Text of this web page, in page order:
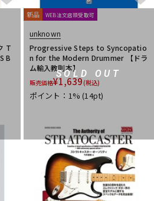
VeroCity Effects Pedals
VIVACE VOVOX
VOX
Wedgie Well Fine
Wera
Wittner Worth
Xotic
ZEN-ON
ーナショナル
シンコーミュージック
工房 パイパーズ
フェアリー
ジックEHD
ング
ヤマハミュージックメディア
山木秀夫コレクション
T
B
SOLD OUT
新品 WEB注文店頭受取可
unknown
Progressive Steps to Syncopatio
n for the Modern Drummer 【ドラ
ム輸入教則本】
販売価格¥1,639(税込)
ポイント：1%(14pt)